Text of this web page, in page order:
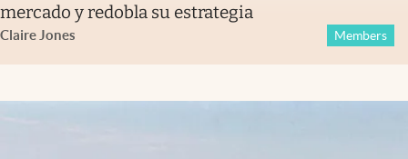
mercado y redobla su estrategia
Claire Jones Members